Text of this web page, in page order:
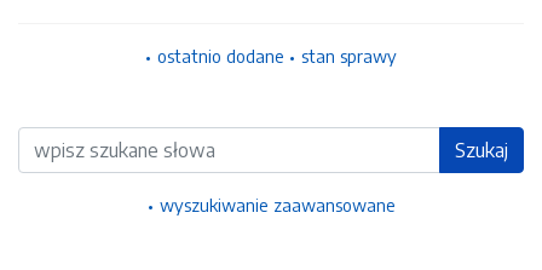
ostatnio dodane stan sprawy
Wyszukiwarka Szukaj
wyszukiwanie zaawansowane